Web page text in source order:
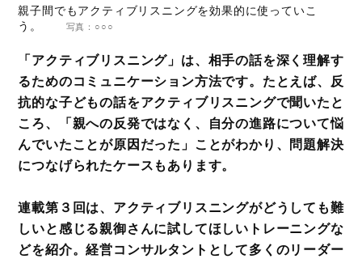
親子間でもアクティブリスニングを効果的に使っていこ
う。
写真：○○○
「アクティブリスニング」は、相手の話を深く理解す
るためのコミュニケーション方法です。たとえば、反
抗的な子どもの話をアクティブリスニングで聞いたと
ころ、「親への反発ではなく、自分の進路について悩
んでいたことが原因だった」ことがわかり、問題解決
につなげられたケースもあります。
連載第３回は、アクティブリスニングがどうしても難
しいと感じる親御さんに試してほしいトレーニングな
どを紹介。経営コンサルタントとして多くのリーダー